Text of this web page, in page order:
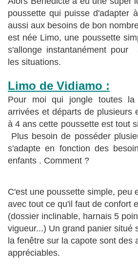
poussette qui puisse d'adapter
aussi aux besoins de bon
est née Limo, une poussette
s'allonge instantanément pour
les situations.
Limo de Vidiamo :
Pour moi qui jongle toutes
arrivées et départs de plusieurs
à 4 ans cette poussette est tout
Plus besoin de posséder
s'adapte en fonction des
enfants . Comment ?
C'est une poussette simple, peu
avec tout ce qu'il faut de confort
(dossier inclinable, harnais 5
vigueur...) Un grand panier situé
la fenêtre sur la capote sont des
appréciables.